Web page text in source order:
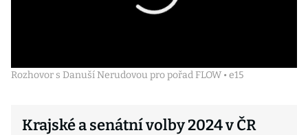
Rozhovor s Danuší Nerudovou pro pořad FLOW • e15
Krajské a senátní volby 2024 v ČR